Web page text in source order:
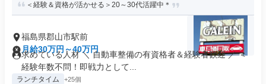
＜経験＆資格が活かせる＞20～30代活躍中＊
福島県郡山市駅前
月給30万円～40万円
求めている人材 ＼ 自動車整備の有資格者＆経験者歓迎 ／ ＜
経験年数不問！即戦力として...
ランチタイム +25個